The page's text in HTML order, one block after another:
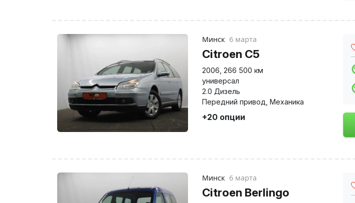
Минск 6 марта
Citroen C5
2006 266 500 км
универсал
2.0 Дизель
Передний привод Механика
+20 опции
Минск 6 марта
Citroen Berlingo